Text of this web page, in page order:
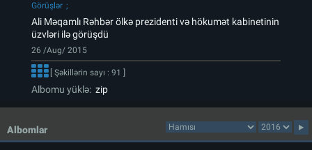
Görüşlər
Ali Məqamlı Rəhbər ölkə prezidenti və hökumət kabinetinin
üzvləri ilə görüşdü
26 /Aug/ 2015
[ Şəkillərin sayı : 91 ]
Albomu yüklə: zip
Albomlar